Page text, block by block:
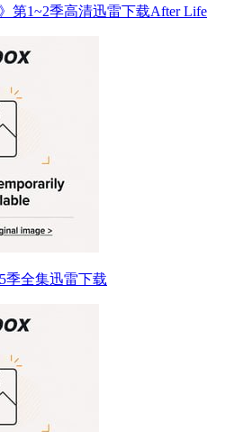
第1~2季高清迅雷下载After Life
季全集迅雷下载